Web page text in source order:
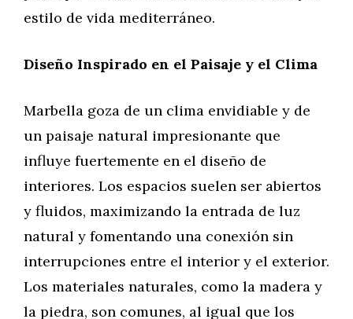
estilo de vida mediterráneo.
Diseño Inspirado en el Paisaje y el Clima
Marbella goza de un clima envidiable y de
un paisaje natural impresionante que
influye fuertemente en el diseño de
interiores. Los espacios suelen ser abiertos
y fluidos, maximizando la entrada de luz
natural y fomentando una conexión sin
interrupciones entre el interior y el exterior.
Los materiales naturales, como la madera y
la piedra, son comunes, al igual que los